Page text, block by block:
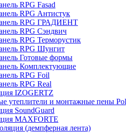
RPG Fasad
RPG Антистук
RPG ГРАДИЕНТ
RPG Сэндвич
RPG Терморустик
RPG Шунгит
Готовые формы
Комплектующие
RPG Foil
RPG Real
IZOGERTZ
утеплители и монтажные пены
SoundGuard
MAXFORTE
(демпферная лента)